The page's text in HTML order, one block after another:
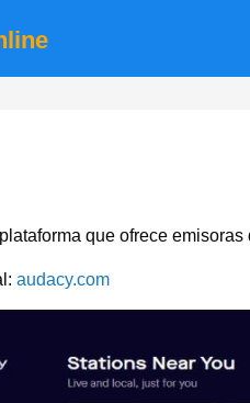
que ofrece
audacy.com